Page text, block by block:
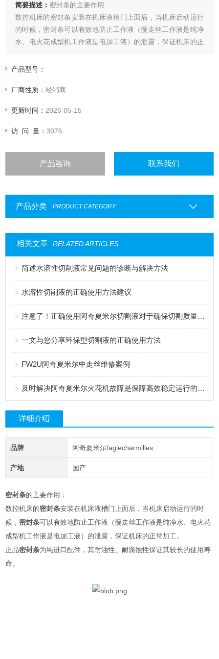
简要描述： 密封条的主要作用
数控机床的密封条安装在机床液槽门上面后，当机床启动运行
的时候，密封条可以有效地防止工作液（慢走丝工作液是纯净
水、电火花成型机工作液是电加工液）的泄露，保证机床的正
产品型号：
厂商性质：经销商
更新时间： 2026-05-15
访 问 量：3076
产品咨询 联系我们
产品分类 PRODUCT CATEGORY
相关文章 RELATED ARTICLES
简述水溶性切削液常见问题的诊断与解决方法
水溶性切削液的正确使用方法建议
注意了！正确使用阿奇夏米尔切割液对于确保切割质量很重要
一文与您分享环保型切割液的正确使用方法
FW2U阿奇夏米尔中走丝维修案例
及时解决阿奇夏米尔火花机故障是保障高效稳定运行的关键
详细介绍
品牌 阿奇夏米尔/agiecharmilles
产地 国产
密封条的主要作用：
数控机床的密封条安装在机床液槽门上面后，当机床启动运行的时
候，密封条可以有效地防止工作液（慢走丝工作液是纯净水、电火花
成型机工作液是电加工液）的泄露，保证机床的正常加工。
正品密封条为纯进口配件，其耐油性、耐腐蚀性保证其较长的使用寿
命。